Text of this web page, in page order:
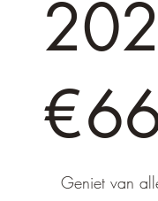
€
Geniet van